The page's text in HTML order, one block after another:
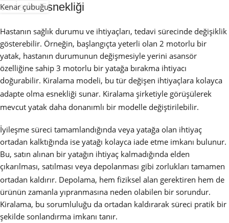
ve İade Esnekliği
Hastanın sağlık durumu ve ihtiyaçları, tedavi sürecinde değişiklik
gösterebilir. Örneğin, başlangıçta yeterli olan 2 motorlu bir
yatak, hastanın durumunun değişmesiyle yerini asansör
özelliğine sahip 3 motorlu bir yatağa bırakma ihtiyacı
doğurabilir. Kiralama modeli, bu tür değişen ihtiyaçlara kolayca
adapte olma esnekliği sunar. Kiralama şirketiyle görüşülerek
mevcut yatak daha donanımlı bir modelle değiştirilebilir.
İyileşme süreci tamamlandığında veya yatağa olan ihtiyaç
ortadan kalktığında ise yatağı kolayca iade etme imkanı bulunur.
Bu, satın alınan bir yatağın ihtiyaç kalmadığında elden
çıkarılması, satılması veya depolanması gibi zorlukları tamamen
ortadan kaldırır. Depolama, hem fiziksel alan gerektiren hem de
ürünün zamanla yıpranmasına neden olabilen bir sorundur.
Kiralama, bu sorumluluğu da ortadan kaldırarak süreci pratik bir
şekilde sonlandırma imkanı tanır.
Kenar çubuğu